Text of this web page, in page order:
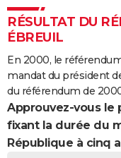
RÉSULTAT DU
ÉBREUIL
En 2000, le
mandat du président
du référendum de
Approuvez-vous
fixant la durée du
République à cinq